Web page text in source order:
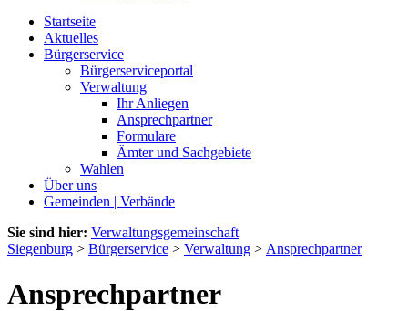
Startseite
Aktuelles
Bürgerservice
Bürgerserviceportal
Verwaltung
Ihr Anliegen
Ansprechpartner
Formulare
Ämter und Sachgebiete
Wahlen
Über uns
Gemeinden | Verbände
Sie sind hier: Verwaltungsgemeinschaft
Siegenburg > Bürgerservice > Verwaltung > Ansprechpartner
Ansprechpartner